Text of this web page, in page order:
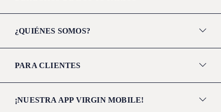
¿QUIÉNES SOMOS?
PARA CLIENTES
¡NUESTRA APP VIRGIN MOBILE!